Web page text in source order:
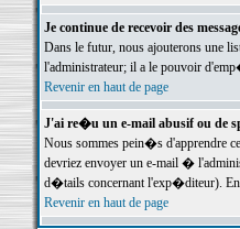
Je continue de recevoir des
Dans le futur, nous ajouterons une
l'administrateur; il a le pouvoir
Revenir en haut de page
J'ai re�u un e-mail abusif ou de
Nous sommes pein�s d'apprendre
devriez envoyer un e-mail �
d�tails concernant l'exp�diteur).
Revenir en haut de page